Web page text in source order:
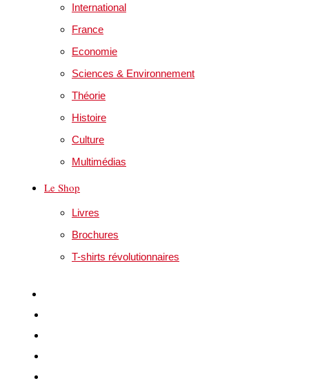
International
France
Economie
Sciences & Environnement
Théorie
Histoire
Culture
Multimédias
Le Shop
Livres
Brochures
T-shirts révolutionnaires